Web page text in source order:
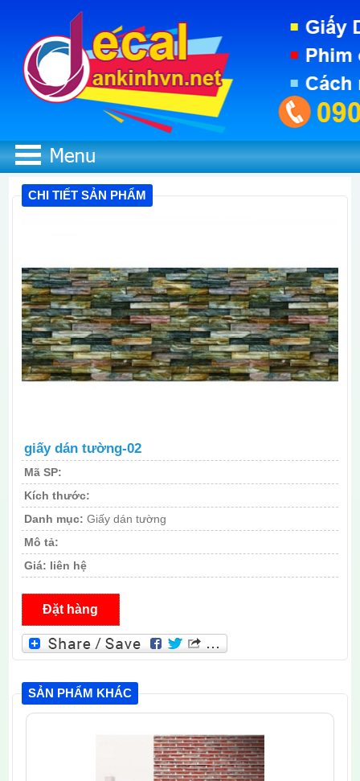
CHI TIẾT SẢN PHẨM
giấy dán tường-02
Mã SP:
Kích thước:
Danh mục: Giấy dán tường
Mô tả:
Giá: liên hệ
Đặt hàng
SẢN PHẨM KHÁC